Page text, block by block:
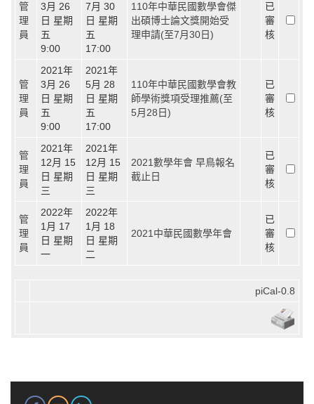
管
理
員
3月 26
日 星期
五
9:00
7月 30
日 星期
五
17:00
110年中華民國數學會傑
出碩博士論文獎開始受
理申請(至7月30日)
已
審
核
管
理
員
2021年
3月 26
日 星期
五
9:00
2021年
5月 28
日 星期
五
17:00
110年中華民國數學會教
師學術獎項受理推薦(至
5月28日)
已
審
核
管
理
員
2021年
12月 15
日 星期
三
2021年
12月 15
日 星期
三
2021數學年會 早鳥報名
截止日
已
審
核
管
理
員
2022年
1月 17
日 星期
一
2022年
1月 18
日 星期
二
2021中華民國數學年會
已
審
核
piCal-0.8